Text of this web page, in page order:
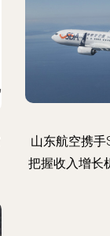
山东航空携
把握收入增长